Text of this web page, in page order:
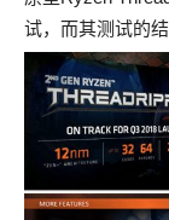
试，而其测试的